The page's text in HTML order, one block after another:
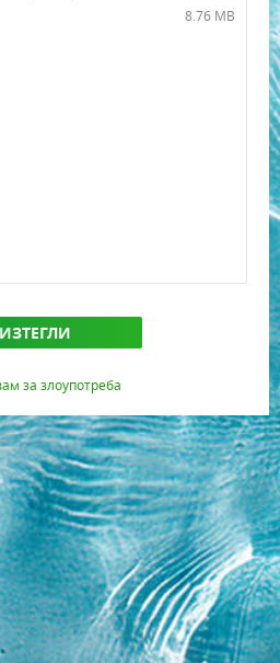
8.76 MB
ИЗТЕГЛИ
за злоупотреба